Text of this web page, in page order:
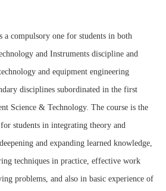
a compulsory one for students in both
and Instruments discipline and
and equipment engineering
disciplines subordinated in the first
Science & Technology. The course is the
students in integrating theory and
and expanding learned knowledge,
techniques in practice, effective work
problems, and also in basic experience of